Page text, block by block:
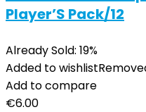
Player’S Pack/12
Already Sold: 19%
Added to wishlist
Add to compare
€6.00